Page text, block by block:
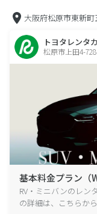
大阪府松原市東新町
トヨタレンタ
松原市上田4-
基本料金プラン（
RV・ミニバンのレン
の詳細は、こちらか